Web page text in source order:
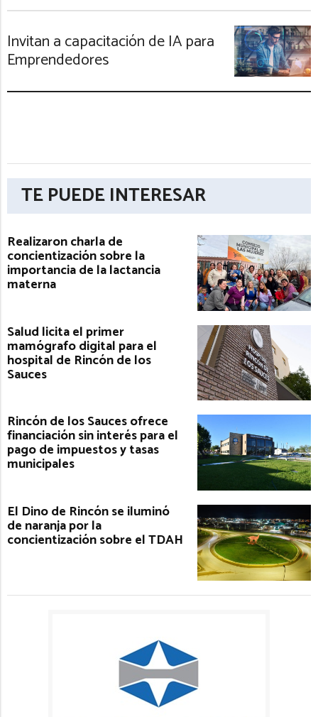
Invitan a capacitación de IA para
Emprendedores
TE PUEDE INTERESAR
Realizaron charla de
concientización sobre la
importancia de la lactancia
materna
Salud licita el primer
mamógrafo digital para el
hospital de Rincón de los
Sauces
Rincón de los Sauces ofrece
financiación sin interés para el
pago de impuestos y tasas
municipales
El Dino de Rincón se iluminó
de naranja por la
concientización sobre el TDAH